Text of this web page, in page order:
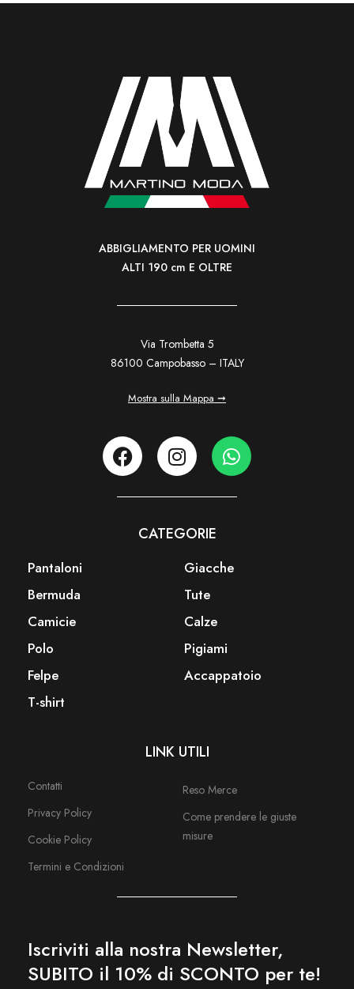
ABBIGLIAMENTO PER UOMINI
ALTI 190 cm E OLTRE
Via Trombetta 5
86100 Campobasso – ITALY
Mostra sulla Mappa ➞
CATEGORIE
Pantaloni
Bermuda
Camicie
Polo
Felpe
T-shirt
Giacche
Tute
Calze
Pigiami
Accappatoio
LINK UTILI
Contatti
Privacy Policy
Cookie Policy
Termini e Condizioni
Reso Merce
Come prendere le giuste
misure
Iscriviti alla nostra Newsletter,
SUBITO il 10% di SCONTO per te!